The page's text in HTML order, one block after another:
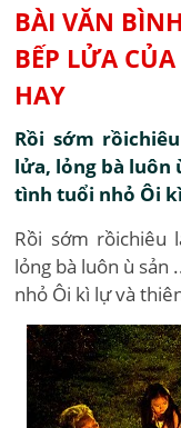
BÀI VĂN
BẾP LỬA
HAY
Rồi sớm
lửa, lỏng bà luôn
tình tuổi nhỏ Ôi
Rồi sớm rồichiêu
lỏng bà luôn ù sản
nhỏ Ôi kì lự và